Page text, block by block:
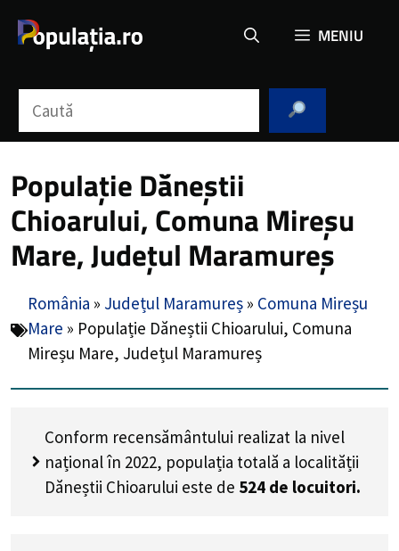
MENIU
Populație Dăneștii
Chioarului, Comuna Mireșu
Mare, Județul Maramureș
România » Județul Maramureș » Comuna Mireșu
Mare » Populație Dăneștii Chioarului, Comuna
Mireșu Mare, Județul Maramureș
Conform recensământului realizat la nivel
național în 2022, populația totală a localității
Dăneștii Chioarului este de 524 de locuitori.